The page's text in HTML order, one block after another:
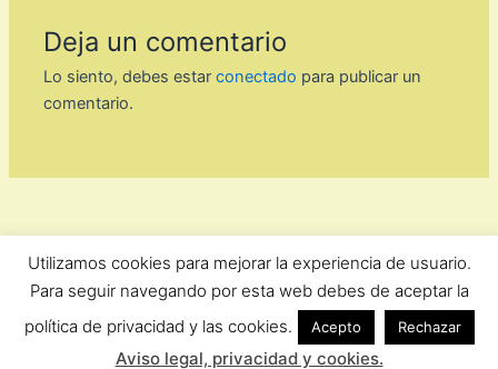
Deja un comentario
Lo siento, debes estarconectado para publicar un
comentario.
ForoComprasOnline Copyright © 2026 | Privacidad
Utilizamos cookies para mejorar la experiencia de usuario.
Para seguir navegando por esta web debes de aceptar la
política de privacidad y las cookies.
Acepto Rechazar
Aviso legal, privacidad y cookies.